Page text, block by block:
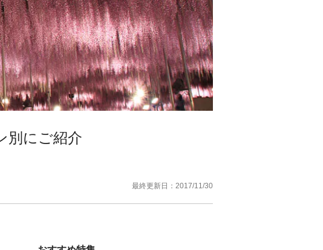
別にご紹介
最終更新日： 2017/11/30